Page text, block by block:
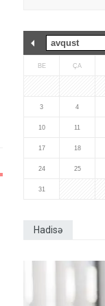
BE ÇA
3 4
10 11
17 18
24 25
31
Hadisə